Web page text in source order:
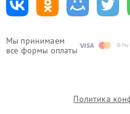
Мы принимаем
все формы оплаты
Политика